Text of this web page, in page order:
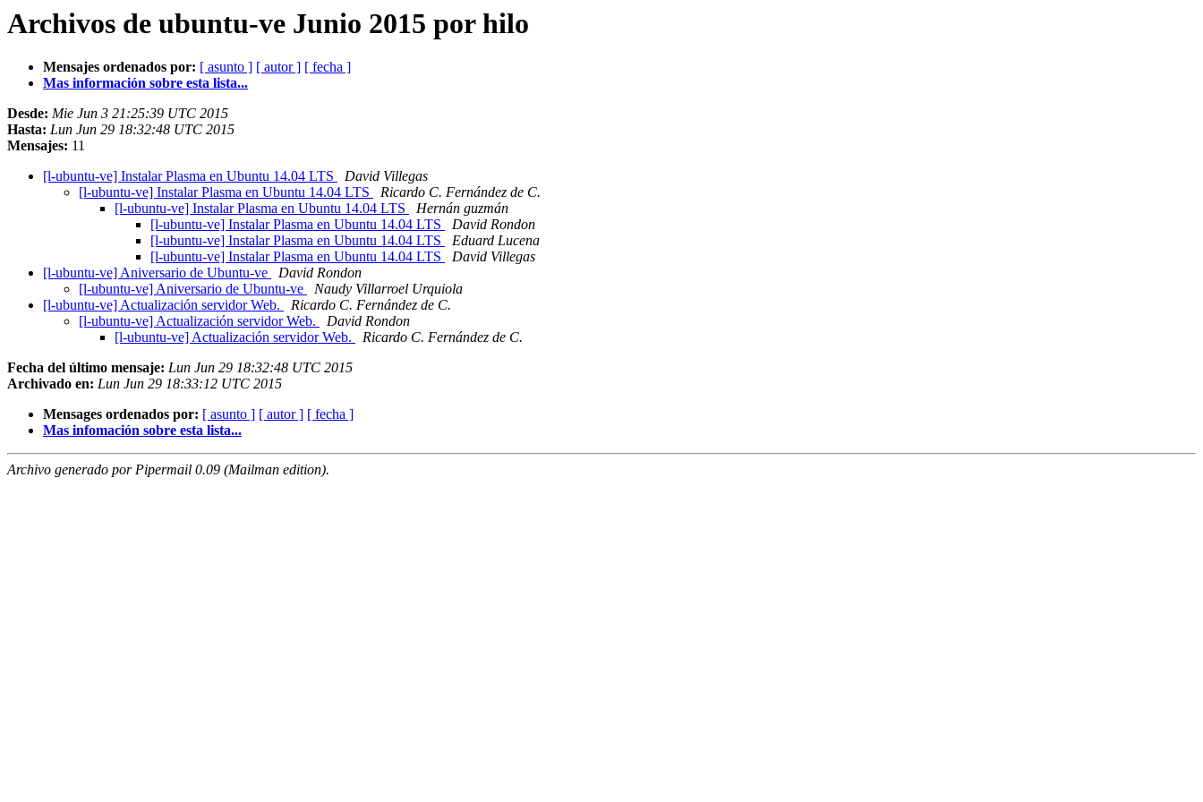
Archivos de ubuntu-ve Junio 2015 por hilo
Mensajes ordenados por: [ asunto ] [ autor ] [ fecha ]
Mas información sobre esta lista...
Desde: Mie Jun 3 21:25:39 UTC 2015
Hasta: Lun Jun 29 18:32:48 UTC 2015
Mensajes: 11
[l-ubuntu-ve] Instalar Plasma en Ubuntu 14.04 LTS
David Villegas
[l-ubuntu-ve] Instalar Plasma en Ubuntu 14.04 LTS
Ricardo C. Fernández de C.
[l-ubuntu-ve] Instalar Plasma en Ubuntu 14.04 LTS
Hernán guzmán
[l-ubuntu-ve] Instalar Plasma en Ubuntu 14.04 LTS
David Rondon
[l-ubuntu-ve] Instalar Plasma en Ubuntu 14.04 LTS
Eduard Lucena
[l-ubuntu-ve] Instalar Plasma en Ubuntu 14.04 LTS
David Villegas
[l-ubuntu-ve] Aniversario de Ubuntu-ve
David Rondon
[l-ubuntu-ve] Aniversario de Ubuntu-ve
Naudy Villarroel Urquiola
[l-ubuntu-ve] Actualización servidor Web.
Ricardo C. Fernández de C.
[l-ubuntu-ve] Actualización servidor Web.
David Rondon
[l-ubuntu-ve] Actualización servidor Web.
Ricardo C. Fernández de C.
Fecha del último mensaje: Lun Jun 29 18:32:48 UTC 2015
Archivado en: Lun Jun 29 18:33:12 UTC 2015
Mensages ordenados por: [ asunto ] [ autor ] [ fecha ]
Mas infomación sobre esta lista...
Archivo generado por Pipermail 0.09 (Mailman edition).